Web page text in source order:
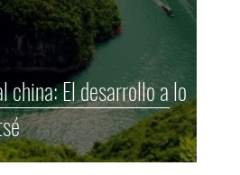
china: El desarrollo a lo